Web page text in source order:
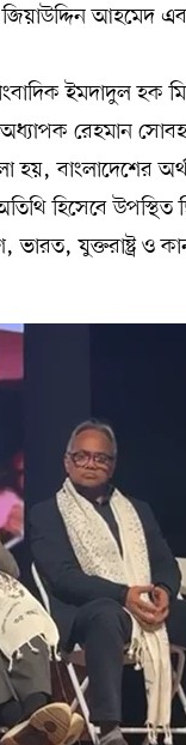
আহমেদ
ইমদাদুল হক
অধ্যাপক রেহমান
বাংলাদেশের
হিসেবে
ভারত, যুক্তরাষ্ট্র